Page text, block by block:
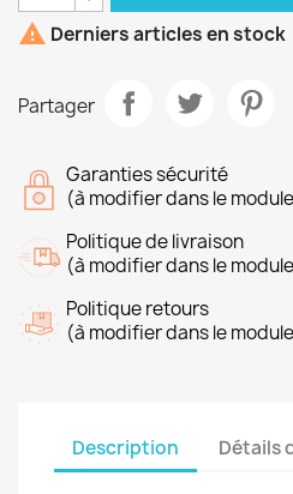
 Derniers articles en stock
Partager
Garanties sécurité
(à modifier dans le
Politique de livraison
(à modifier dans le
Politique retours
(à modifier dans le
Description Détails